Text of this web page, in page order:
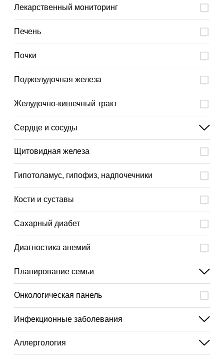
Лекарственный мониторинг
Печень
Почки
Поджелудочная железа
Желудочно-кишечный тракт
Сердце и сосуды
Щитовидная железа
Гипотоламус, гипофиз, надпочечники
Кости и суставы
Сахарный диабет
Диагностика анемий
Планирование семьи
Онкологическая панель
Инфекционные заболевания
Аллергология